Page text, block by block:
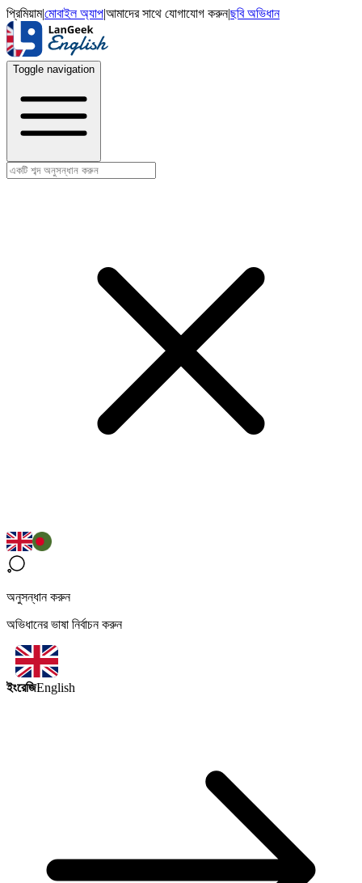
প্রিমিয়াম|মোবাইল অ্যাপ|আমাদের সাথে যোগাযোগ করুন|ছবি অভিধান
Toggle navigation
অনুসন্ধান করুন
অভিধানের ভাষা নির্বাচন করুন
ইংরেজিEnglish